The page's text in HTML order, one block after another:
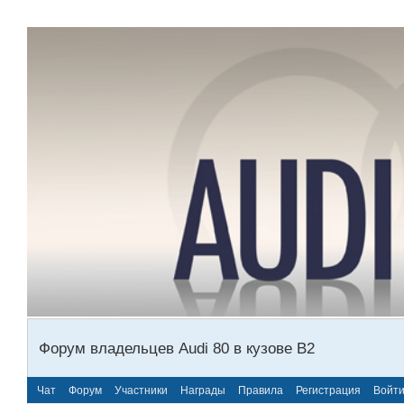
Форум владельцев Audi 80 в кузове В2
Чат Форум Участники Награды Правила Регистрация Войти